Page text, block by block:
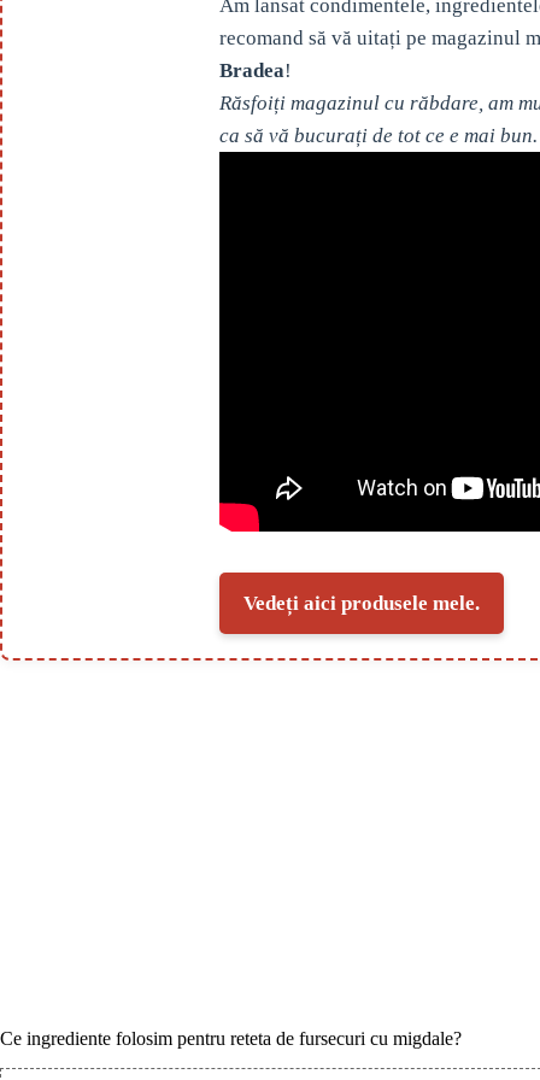
Am lansat condimentele,
recomand să vă uitați pe magazinul
Bradea!
Răsfoiți magazinul cu răbdare, am
ca să vă bucurați de tot ce e mai bun.
Vedeți aici produsele mele.
Ce ingrediente folosim pentru reteta de fursecuri cu migdale?